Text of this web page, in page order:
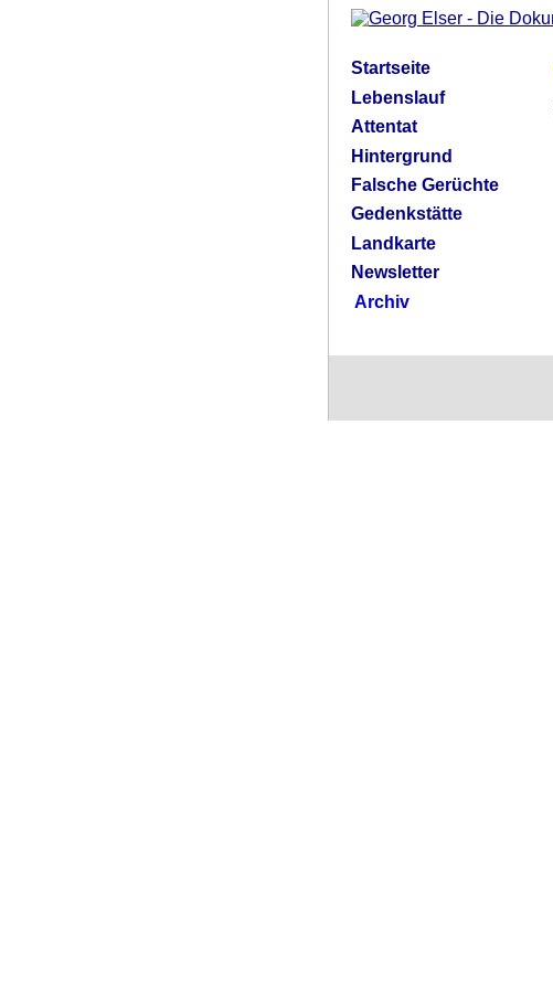
Startseite
Lebenslauf
Attentat
Hintergrund
Falsche Gerüchte
Gedenkstätte
Landkarte
Newsletter
Archiv